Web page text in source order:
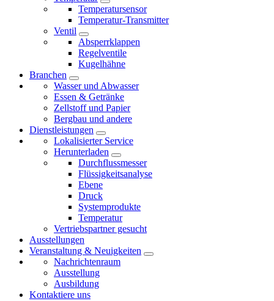
Temperatursensor
Temperatur-Transmitter
Ventil
Absperrklappen
Regelventile
Kugelhähne
Branchen
Wasser und Abwasser
Essen & Getränke
Zellstoff und Papier
Bergbau und andere
Dienstleistungen
Lokalisierter Service
Herunterladen
Durchflussmesser
Flüssigkeitsanalyse
Ebene
Druck
Systemprodukte
Temperatur
Vertriebspartner gesucht
Ausstellungen
Veranstaltung & Neuigkeiten
Nachrichtenraum
Ausstellung
Ausbildung
Kontaktiere uns